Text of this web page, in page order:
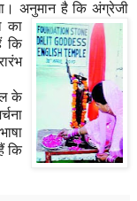
अनुमान हैकि अंग्रेजी
का
कि
के
कि